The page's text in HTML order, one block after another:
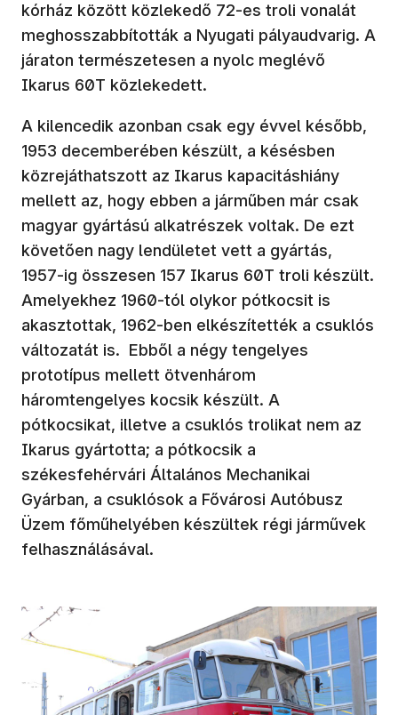
kórház között közlekedő 72-es troli vonalát
meghosszabbították a Nyugati pályaudvarig. A
járaton természetesen a nyolc meglévő
Ikarus 60T közlekedett.
A kilencedik azonban csak egy évvel később,
1953 decemberében készült, a késésben
közrejáthatszott az Ikarus kapacitáshiány
mellett az, hogy ebben a járműben már csak
magyar gyártású alkatrészek voltak. De ezt
követően nagy lendületet vett a gyártás,
1957-ig összesen 157 Ikarus 60T troli készült.
Amelyekhez 1960-tól olykor pótkocsit is
akasztottak, 1962-ben elkészítették a csuklós
változatát is. Ebből a négy tengelyes
prototípus mellett ötvenhárom
háromtengelyes kocsik készült. A
pótkocsikat, illetve a csuklós trolikat nem az
Ikarus gyártotta; a pótkocsik a
székesfehérvári Általános Mechanikai
Gyárban, a csuklósok a Fővárosi Autóbusz
Üzem főműhelyében készültek régi járművek
felhasználásával.